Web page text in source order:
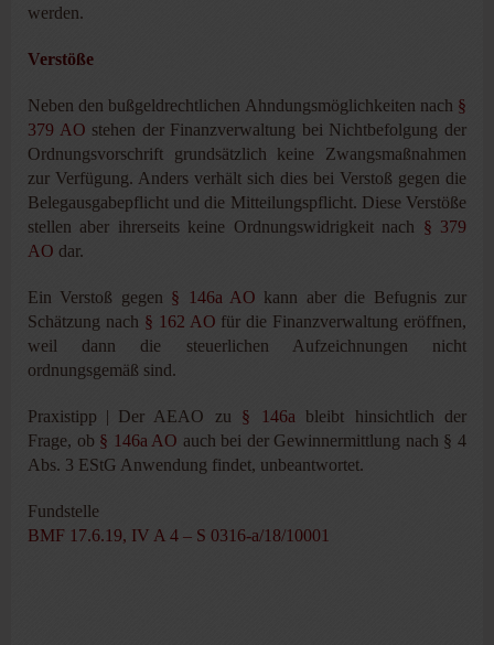
werden.
Verstöße
Neben den bußgeldrechtlichen Ahndungsmöglichkeiten nach §
379 AO stehen der Finanzverwaltung bei Nichtbefolgung der
Ordnungsvorschrift grundsätzlich keine Zwangsmaßnahmen
zur Verfügung. Anders verhält sich dies bei Verstoß gegen die
Belegausgabepflicht und die Mitteilungspflicht. Diese Verstöße
stellen aber ihrerseits keine Ordnungswidrigkeit nach § 379
AO dar.
Ein Verstoß gegen § 146a AO kann aber die Befugnis zur
Schätzung nach § 162 AO für die Finanzverwaltung eröffnen,
weil dann die steuerlichen Aufzeichnungen nicht
ordnungsgemäß sind.
Praxistipp | Der AEAO zu § 146a bleibt hinsichtlich der
Frage, ob § 146a AO auch bei der Gewinnermittlung nach § 4
Abs. 3 EStG Anwendung findet, unbeantwortet.
Fundstelle
BMF 17.6.19, IV A 4 – S 0316-a/18/10001